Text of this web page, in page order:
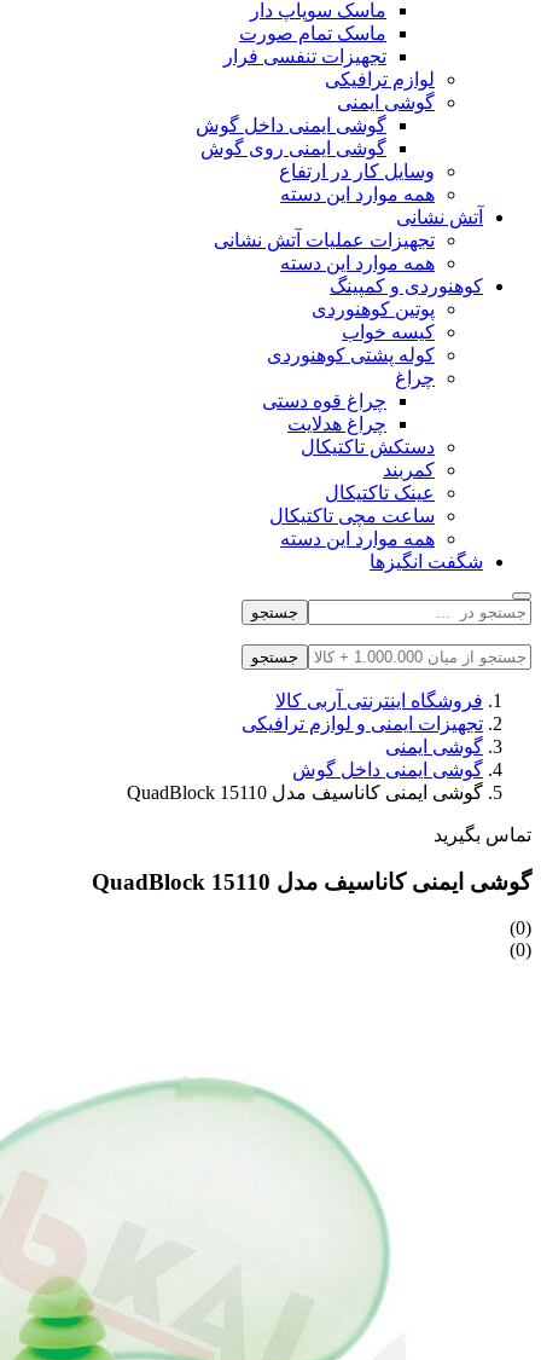
ماسک سوپاپ دار
ماسک تمام صورت
تجهیزات تنفسی فرار
لوازم ترافیکی
گوشی ایمنی
گوشی ایمنی داخل گوش
گوشی ایمنی روی گوش
وسایل کار در ارتفاع
همه موارد این دسته
آتش نشانی
تجهیزات عملیات آتش نشانی
همه موارد این دسته
کوهنوردی و کمپینگ
پوتین کوهنوردی
کیسه خواب
کوله پشتی کوهنوردی
چراغ
چراغ قوه دستی
چراغ هدلایت
دستکش تاکتیکال
کمربند
عینک تاکتیکال
ساعت مچی تاکتیکال
همه موارد این دسته
شگفت انگیزها
جستجو
جستجو
فروشگاه اینترنتی آربی کالا
تجهیزات ایمنی و لوازم ترافیکی
گوشی ایمنی
گوشی ایمنی داخل گوش
گوشی ایمنی کاناسیف مدل QuadBlock 15110
تماس بگیرید
گوشی ایمنی کاناسیف مدل QuadBlock 15110
(0)
(0)